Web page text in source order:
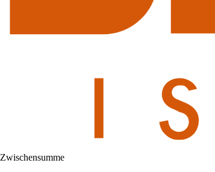
Zwischensumme